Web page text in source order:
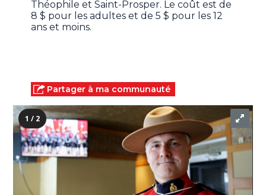
Théophile et Saint-Prosper. Le coût est de
8 $ pour les adultes et de 5 $ pour les 12
ans et moins.
Partager à ma communauté
1 / 2